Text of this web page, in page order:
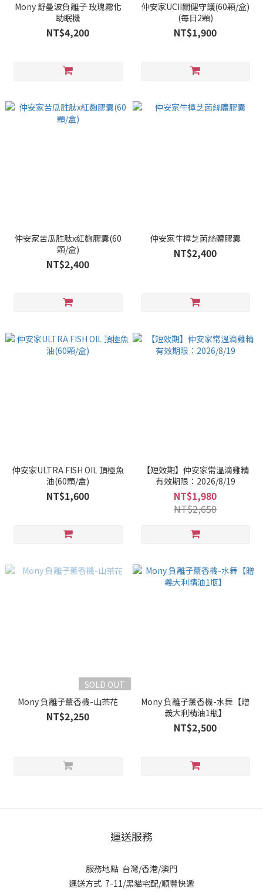
Mony 舒曼波負離子 玫瑰霧化
助眠機
NT$4,200
仲安家UCII關健守護(60顆/盒)
(每日2顆)
NT$1,900
仲安家苦瓜胜肽x紅麴膠囊(60
顆/盒)
NT$2,400
仲安家牛樟芝菌絲體膠囊
NT$2,400
仲安家ULTRA FISH OIL 頂極魚
油(60顆/盒)
NT$1,600
【短效期】仲安家常溫滴雞精
有效期限：2026/8/19
NT$1,980
NT$2,650
SOLD OUT
Mony 負離子薰香機-山茶花
NT$2,250
Mony 負離子薰香機-水舞【贈
義大利精油1瓶】
NT$2,500
運送服務
服務地點 台灣/香港/澳門
運送方式 7-11/黑貓宅配/順豐快遞